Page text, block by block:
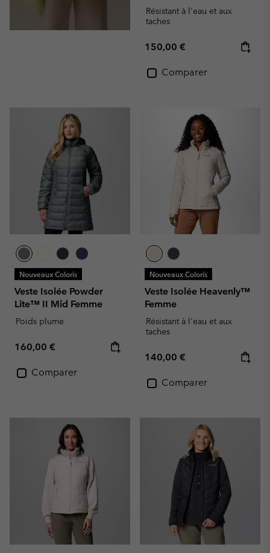
Résistant à l'eau et aux
taches
Regular price:
150,00 €
Comparer
Nouveaux Coloris
Veste Isolée Powder
Lite™ II Mid Femme
Poids plume
Regular price:
160,00 €
Comparer
Nouveaux Coloris
Veste Isolée Heavenly™
Femme
Résistant à l'eau et aux
taches
Regular price:
140,00 €
Comparer